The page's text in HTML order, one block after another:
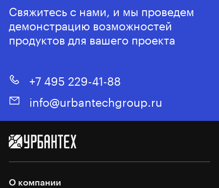
Свяжитесь с нами, и мы проведем
демонстрацию возможностей
продуктов для вашего проекта
+7 495 229-41-88
info@urbantechgroup.ru
О компании